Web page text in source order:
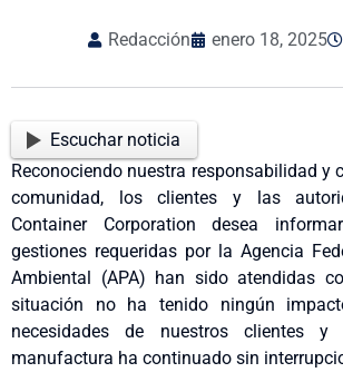
Redacción enero 18, 2025
Escuchar noticia
Reconociendo nuestra responsabilidad y
comunidad, los clientes y las
Container Corporation desea
gestiones requeridas por la Agencia
Ambiental (APA) han sido atendidas
situación no ha tenido ningún
necesidades de nuestros clientes
manufactura ha continuado sin